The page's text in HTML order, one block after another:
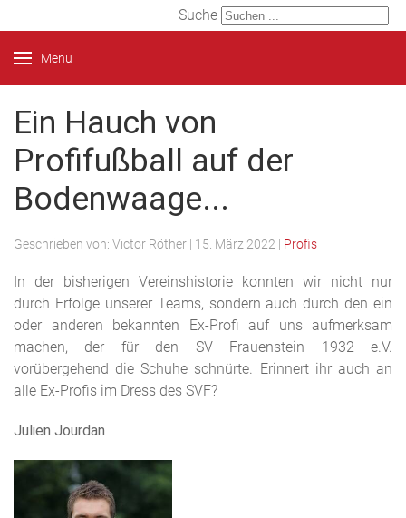
Suche
Menu
Ein Hauch von
Profifußball auf der
Bodenwaage...
Geschrieben von: Victor Röther | 15. März 2022 | Profis
In der bisherigen Vereinshistorie konnten wir nicht nur
durch Erfolge unserer Teams, sondern auch durch den ein
oder anderen bekannten Ex-Profi auf uns aufmerksam
machen, der für den SV Frauenstein 1932 e.V.
vorübergehend die Schuhe schnürte. Erinnert ihr auch an
alle Ex-Profis im Dress des SVF?
Julien Jourdan